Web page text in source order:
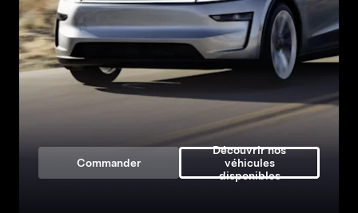
Commander
Découvrir nos
véhicules
disponibles